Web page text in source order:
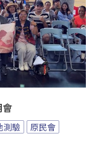
會
測驗
原民會